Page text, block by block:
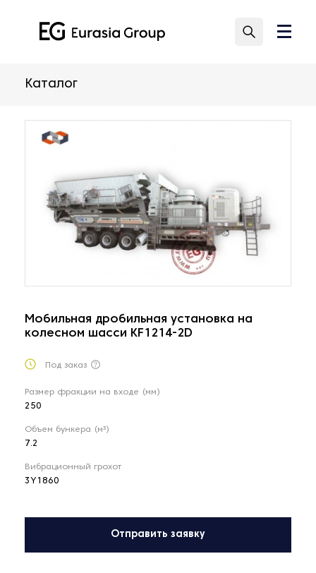
Каталог
Мобильная дробильная установка на
колесном шасси KF1214-2D
Под заказ
Размер фракции на входе (мм)
250
Объем бункера (м³)
7.2
Вибрационный грохот
3Y1860
Отправить заявку